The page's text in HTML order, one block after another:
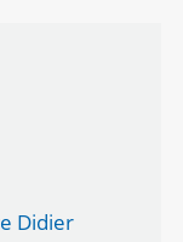
Didier